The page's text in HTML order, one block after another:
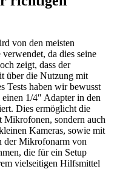
von den meisten
da dies seine
zeigt, dass der
über die Nutzung mit
Tests haben wir bewusst
1/4″ Adapter in den
Dies ermöglicht die
Mikrofonen, sondern auch
Kameras, sowie mit
der Mikrofonarm von
die für ein Setup
vielseitigen Hilfsmittel